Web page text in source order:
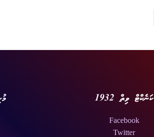
ކަނެކްޓް ވިތް 1932
Facebook
Twitter